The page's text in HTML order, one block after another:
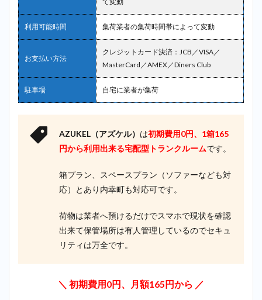
利用可能時間 集荷業者の集荷時間帯によって変動
お支払い方法
クレジットカード決済：JCB／VISA／
MasterCard／AMEX／Diners Club
駐車場 自宅に業者が集荷
AZUKEL（アズケル） は初期費用0円、1箱165
円から利用出来る宅配型トランクルームです。
箱プラン、スペースプラン（ソファーなども対
応）とあり内幸町も対応可です。
荷物は業者へ預けるだけでスマホで現状を確認
出来て保管場所は有人管理しているのでセキュ
リティは万全です。
＼ 初期費用0円、月額165円から ／